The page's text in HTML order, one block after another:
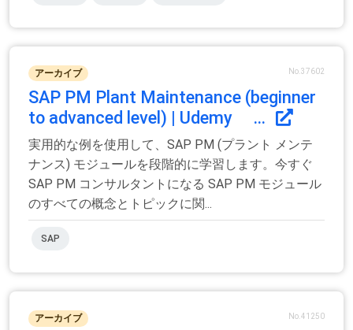
アーカイブ No.37602
SAP PM Plant Maintenance (beginner
to advanced level) | Udemy ...
実用的な例を使用して、SAP PM (プラント メンテ
ナンス) モジュールを段階的に学習します。今すぐ
SAP PM コンサルタントになる SAP PM モジュール
のすべての概念とトピックに関...
SAP
アーカイブ No.41250